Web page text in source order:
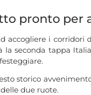
pronto per
accogliere i corridori
la seconda tappa
storico
due ruote.